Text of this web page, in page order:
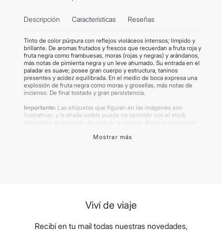
Descripción Características Reseñas
Tinto de color púrpura con reflejos violáceos intensos; límpido y
brillante. De aromas frutados y frescos que recuerdan a fruta roja y
fruta negra como frambuesas, moras (rojas y negras) y arándanos,
más notas de pimienta negra y un leve ahumado. Su entrada en el
paladar es suave; posee gran cuerpo y estructura, taninos
presentes y acidez equilibrada. En el medio de boca expresa una
explosión de fruta negra como moras y grosellas, más notas de
incienso. De final tostado y gran persistencia.
Importante:Las etiquetas que figuran en las imágenes son
ilustrativas, y la añada visible puede no coincidir con el stock
disponible al momento de realizar la compra. Algunos productos
Maridaje ideal para acompañar guisos de cocciones lentas, carnes
Mostrar más